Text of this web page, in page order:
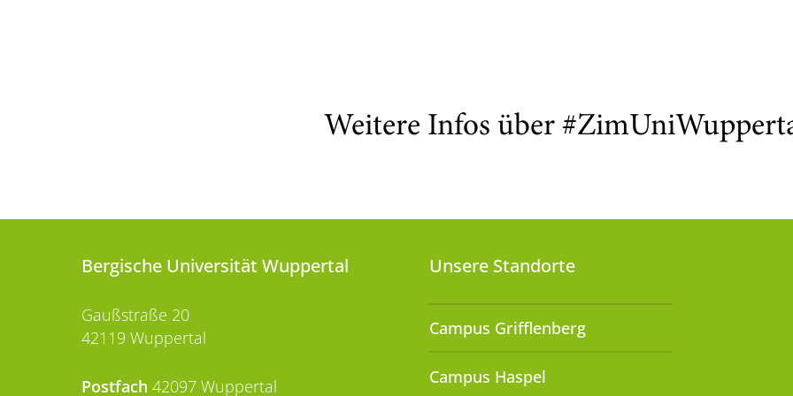
Weitere Infos über
Bergische Universität Wuppertal
Gaußstraße 20
42119 Wuppertal
Postfach 42097 Wuppertal
Unsere Standorte
Campus Grifflenberg
Campus Haspel